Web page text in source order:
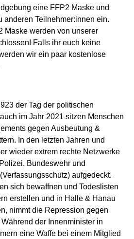
eine FFP2 Maske und
anderen Teilnehmer:innen ein.
Maske werden von unserer
Falls ihr euch keine
wir ein paar kostenlose
der Tag der politischen
im Jahr 2021 sitzen Menschen
gegen Ausbeutung &
n den letzten Jahren und
wieder extrem rechte Netzwerke
Bundeswehr und
aufgedeckt.
sich bewaffnen und Todeslisten
erstellen und in Halle & Hanau
nimmt die Repression gegen
Während der Innenminister in
eine Waffe bei einem Mitglied